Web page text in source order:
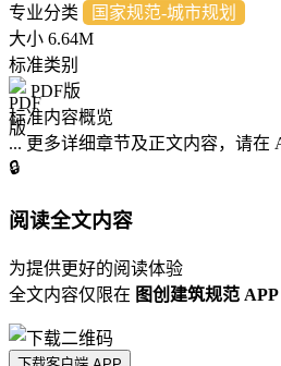
专业分类
国家规范-城市规划
大小 6.64M
标准类别
PDF版
标准内容概览
... 更多详细章节及正文内容，请在
🔒
阅读全文内容
为提供更好的阅读体验
全文内容仅限在 图创建筑规范 APP